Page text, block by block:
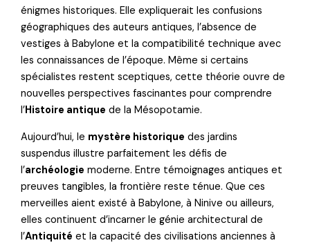
énigmes historiques. Elle expliquerait les confusions
géographiques des auteurs antiques, l’absence de
vestiges à Babylone et la compatibilité technique avec
les connaissances de l’époque. Même si certains
spécialistes restent sceptiques, cette théorie ouvre de
nouvelles perspectives fascinantes pour comprendre
l’Histoire antique de la Mésopotamie.
Aujourd’hui, le mystère historique des jardins
suspendus illustre parfaitement les défis de
l’archéologie moderne. Entre témoignages antiques et
preuves tangibles, la frontière reste ténue. Que ces
merveilles aient existé à Babylone, à Ninive ou ailleurs,
elles continuent d’incarner le génie architectural de
l’Antiquité et la capacité des civilisations anciennes à